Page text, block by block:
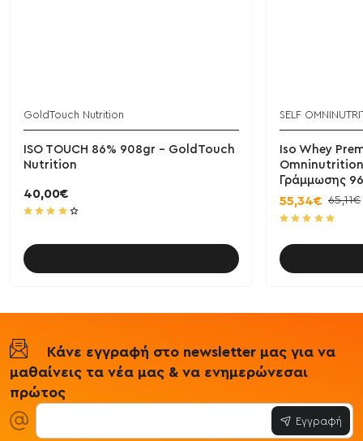
GoldTouch Nutrition
ISO TOUCH 86% 908gr - GoldTouch
Nutrition
40,00€
SELF
Iso Whey
Γράμμωσης
55,34€ 65,11€
Κάνε εγγραφή στο newsletter μας για να
μαθαίνεις τα νέα μας & να ενημερώνεσαι
πρώτος
Εγγραφή